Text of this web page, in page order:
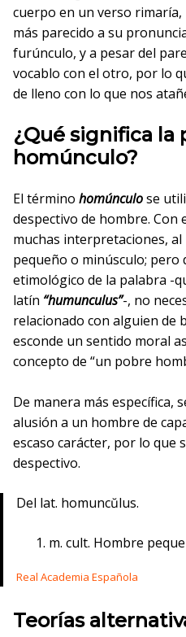
cuerpo en un verso
más parecido a su
furúnculo, y a pesar del
vocablo con el otro, por lo
de lleno con lo que nos
¿Qué significa la
homúnculo?
El término homúnculose
despectivo de hombre. Con
muchas interpretaciones,
pequeño o minúsculo; pero
etimológico de la palabra -
latín “humunculus”-, no
relacionado con alguien de
esconde un sentido moral
concepto de “un pobre
De manera más específica,
alusión a un hombre de
escaso carácter, por lo que
despectivo.
Del lat. homuncŭlus.
m. cult. Hombre
Real Academia Española
Teorías